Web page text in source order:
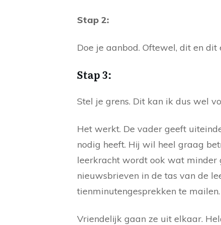
Stap 2:
Doe je aanbod. Oftewel, dit en
Stap 3:
Stel je grens. Dit kan ik dus wel
Het werkt. De vader geeft
nodig heeft. Hij wil heel graag
leerkracht wordt ook wat minder
nieuwsbrieven in de tas van de
tienminutengesprekken te mailen.
Vriendelijk gaan ze uit elkaar.